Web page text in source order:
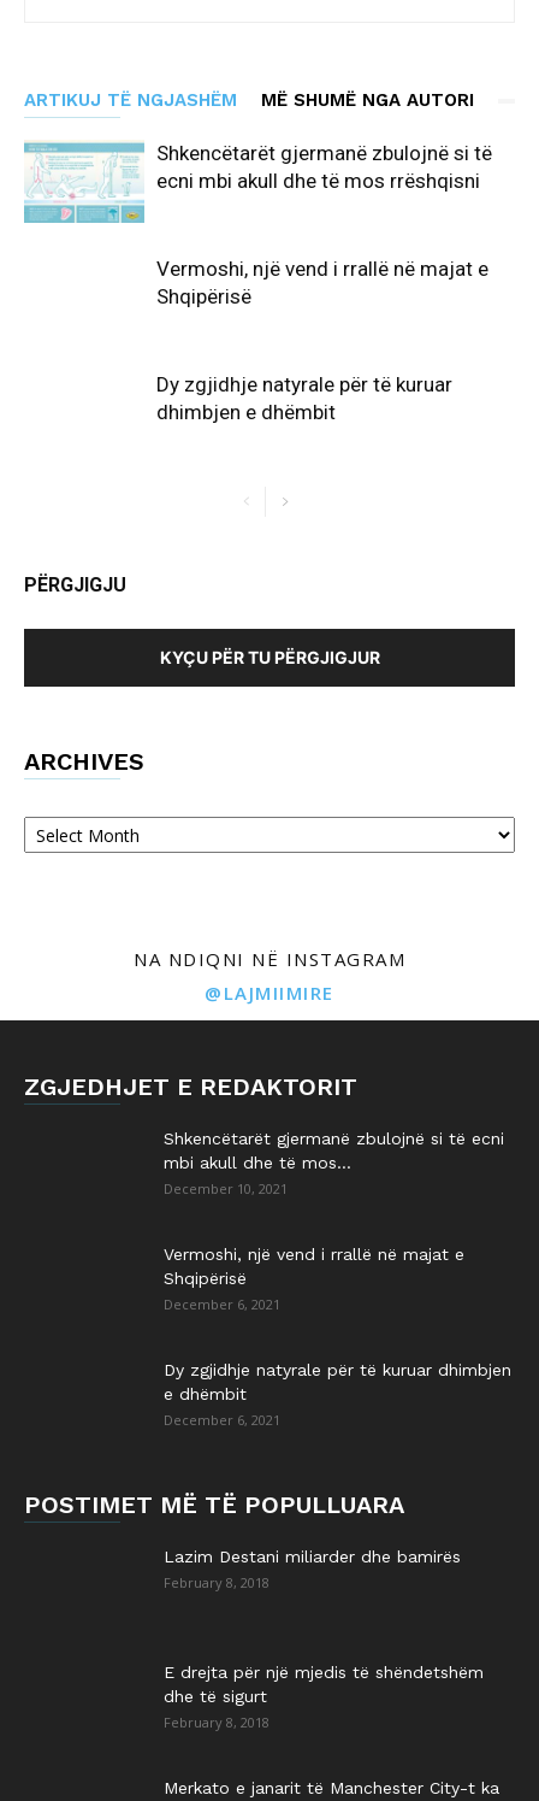
ARTIKUJ TË NGJASHËM MË SHUMË NGA AUTORI
Shkencëtarët gjermanë zbulojnë si të
ecni mbi akull dhe të mos rrëshqisni
Vermoshi, një vend i rrallë në majat e
Shqipërisë
Dy zgjidhje natyrale për të kuruar
dhimbjen e dhëmbit
PËRGJIGJU
KYÇU PËR TU PËRGJIGJUR
ARCHIVES
Archives
NA NDIQNI NË INSTAGRAM
@LAJMIIMIRE
ZGJEDHJET E REDAKTORIT
Shkencëtarët gjermanë zbulojnë si të ecni
mbi akull dhe të mos...
December 10, 2021
Vermoshi, një vend i rrallë në majat e
Shqipërisë
December 6, 2021
Dy zgjidhje natyrale për të kuruar dhimbjen
e dhëmbit
December 6, 2021
POSTIMET MË TË POPULLUARA
Lazim Destani miliarder dhe bamirës
February 8, 2018
E drejta për një mjedis të shëndetshëm
dhe të sigurt
February 8, 2018
Merkato e janarit të Manchester City-t ka